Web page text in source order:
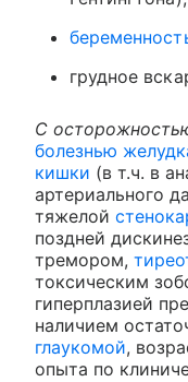
грудное
С
болезнью
кишки (в т.ч. в
артериального
тяжелой
поздней
тремором,
токсическим
гиперплазией
наличием
глаукомой,
опыта по